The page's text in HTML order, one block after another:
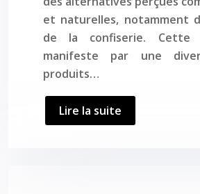
et naturelles, notamment
de la confiserie. Cette
manifeste par une
produits…
Lire la suite